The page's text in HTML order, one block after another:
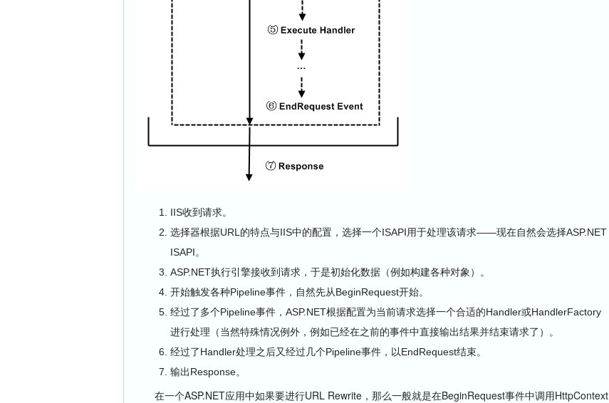
IIS收到请求。
选择器根据URL的特点与IIS中的配置，选择一个ISAPI用于处理该请求——现在自然会选择ASP.NET
ISAPI。
ASP.NET执行引擎接收到请求，于是初始化数据（例如构建各种对象）。
开始触发各种Pipeline事件，自然先从BeginRequest开始。
经过了多个Pipeline事件，ASP.NET根据配置为当前请求选择一个合适的Handler或HandlerFactory
进行处理（当然特殊情况例外，例如已经在之前的事件中直接输出结果并结束请求了）。
经过了Handler处理之后又经过几个Pipeline事件，以EndRequest结束。
输出Response。
在一个ASP.NET应用中如果要进行URL Rewrite，那么一般就是在BeginRequest事件中调用HttpContext